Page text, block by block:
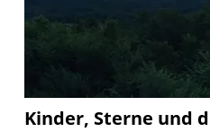
Kinder, Sterne und